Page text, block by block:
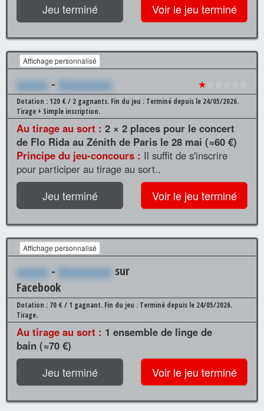
Jeu terminé Voir le jeu terminé
Affichage personnalisé
xxxxxx - Xxxxxxxxxx ★☆☆☆☆☆
Dotation : 120 € / 2 gagnants. Fin du jeu : Terminé depuis le 24/05/2026.
Tirage + Simple inscription.
Au tirage au sort : 2 × 2 places pour le concert
de Flo Rida au Zénith de Paris le 28 mai (≈60 €)
Principe du jeu-concours : Il suffit de s'inscrire
pour participer au tirage au sort..
Jeu terminé Voir le jeu terminé
Affichage personnalisé
xxxxxx - Xxxxxxxxxx sur
Facebook
Dotation : 70 € / 1 gagnant. Fin du jeu : Terminé depuis le 24/05/2026.
Tirage.
Au tirage au sort : 1 ensemble de linge de
bain (≈70 €)
Jeu terminé Voir le jeu terminé